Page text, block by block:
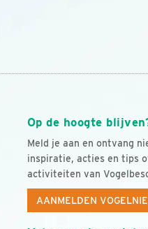
Op de hoogte
Meld je aan en ontvang
inspiratie, acties en tips
activiteiten van
AANMELDEN